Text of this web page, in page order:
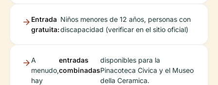
Entrada
gratuita:
Niños menores de 12 años, personas con
discapacidad (verificar en el sitio oficial)
A
menudo,
hay
entradas
combinadas
disponibles para la
Pinacoteca Civica y el Museo
della Ceramica.